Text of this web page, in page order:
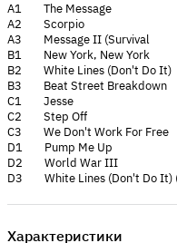
A1 The Message
A2 Scorpio
A3 Message II (Survival
B1 New York, New York
B2 White Lines (Don't Do It)
B3 Beat Street Breakdown
C1 Jesse
C2 Step Off
C3 We Don't Work For Free
D1 Pump Me Up
D2 World War III
D3 White Lines (Don't Do It)
Характеристики